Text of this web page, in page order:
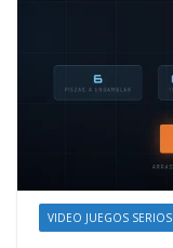
VIDEO JUEGOS SERIOS